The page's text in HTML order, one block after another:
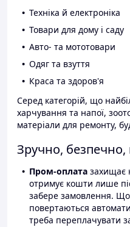
Техніка й електроніка
Товари для дому і саду
Авто- та мототовари
Одяг та взуття
Краса та здоров'я
Серед категорій, що
харчування та напої,
матеріали для ремонту,
Зручно, безпечно,
Пром-оплата захищає
отримує кошти лише
забере замовлення.
повертаються
треба переплачувати